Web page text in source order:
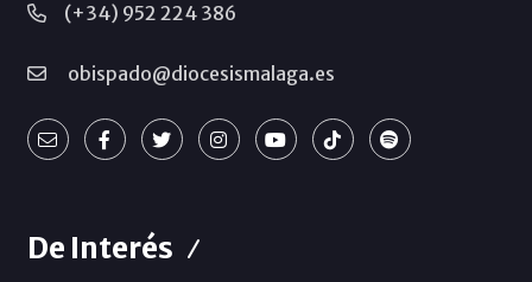
(+34) 952 224 386
obispado@diocesismalaga.es
De Interés